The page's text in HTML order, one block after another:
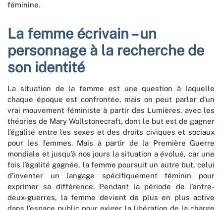
féminine.
La femme écrivain – un
personnage à la recherche de
son identité
La situation de la femme est une question à laquelle
chaque époque est confrontée, mais on peut parler d’un
vrai mouvement féministe à partir des Lumières, avec les
théories de Mary Wollstonecraft, dont le but est de gagner
l’égalité entre les sexes et des droits civiques et sociaux
pour les femmes. Mais à partir de la Première Guerre
mondiale et jusqu’à nos jours la situation a évolué, car une
fois l’égalité gagnée, la femme poursuit un autre but, celui
d’inventer un langage spécifiquement féminin pour
exprimer sa différence. Pendant la période de l’entre-
deux-guerres, la femme devient de plus en plus active